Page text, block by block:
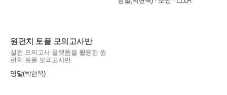
저는 2월 정규반을 수강했고, 수업은 오후 1시 40
로 다녔고, 학원은 YBM 본사 건물에서 진행돼 접
근성도 괜찮았습니다. 소규모 수업이라 전체적인
분위기가 쾌적했고, 월·수·금만 수강하는 분들도
있어 화·목은 특히 더 집중하기 좋은 환경이었습
에, 시험 응시 한 번만에 목표했던 최소 점수보다
토플 개정 후 단순 학문적 영어뿐만 아니라 실전
영어 표현 같은 것들도 중요해졌는데, 선생님께서
기간이 기셔서 그 점이 너무 도움이 많이 됐어요.
제에 대한 샘플링을 학습이 외우기 쉽게 알려주셔
서 점차 문장으로 말할 수 있게 되었고 롸이팅에
쓰면 좋을 문장 및 단어를 다양하게 알려주셔서
어떤 주제에도 활용할 수 있어 좋았습니다 리스닝
■엘라 아이엘츠
아이엘츠 접근 방식에 대해 가이드를 잘 해
줍니다.
아이엘츠를 어떻게 시작하고 시험 대비를 준비해
원펀치 토플 모의고사반
실전 모의고사 플랫폼을 활용한 원
펀치 토플 모의고사반
영말(박현욱)